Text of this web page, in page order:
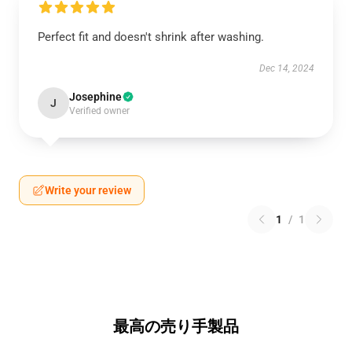
Perfect fit and doesn't shrink after washing.
Dec 14, 2024
J Josephine
Verified owner
Write your review
1 / 1
最高の売り手製品